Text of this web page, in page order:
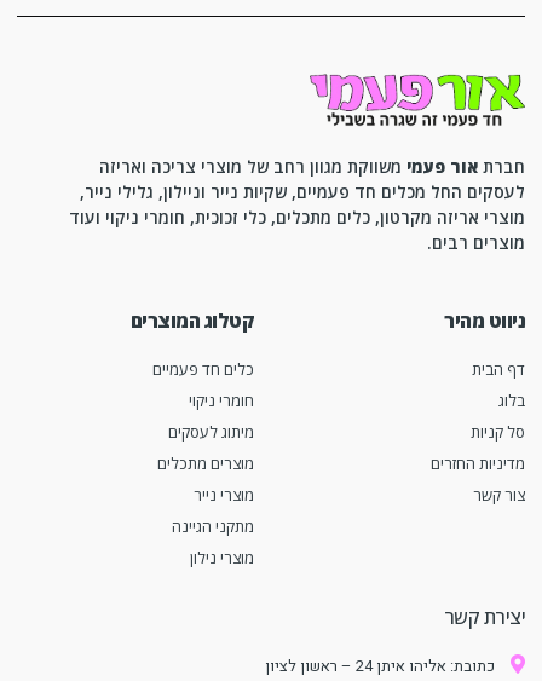
חברת אור פעמי משווקת מגוון רחב של מוצרי צריכה ואריזה
לעסקים החל מכלים חד פעמיים, שקיות נייר וניילון, גלילי נייר,
מוצרי אריזה מקרטון, כלים מתכלים, כלי זכוכית, חומרי ניקוי ועוד
מוצרים רבים.
ניווט מהיר
דף הבית
בלוג
סל קניות
מדיניות החזרים
צור קשר
קטלוג המוצרים
כלים חד פעמיים
חומרי ניקוי
מיתוג לעסקים
מוצרים מתכלים
מוצרי נייר
מתקני הגיינה
מוצרי נילון
יצירת קשר
כתובת: אליהו איתן 24 – ראשון לציון